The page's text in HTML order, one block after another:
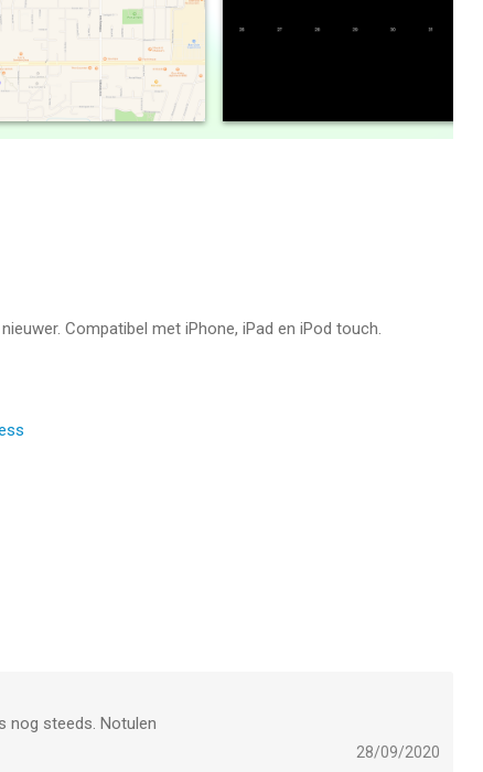
bekijken.
verplaatst.
iPad en iPod touch met iOS versie 12.0 of hoger,
7 Aug om 15:18.
Compatibel met iPhone, iPad en iPod touch.
nog steeds. Notulen
28/09/2020